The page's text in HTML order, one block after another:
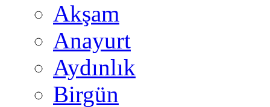
Akşam
Anayurt
Aydınlık
Birgün